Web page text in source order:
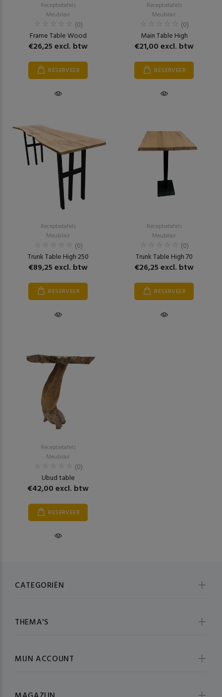
Receptietafels
Meubilair
(0)
Frame Table Wood
€26,25 excl. btw
RESERVEER
Receptietafels
Meubilair
(0)
Main Table High
€21,00 excl. btw
RESERVEER
Receptietafels
Meubilair
(0)
Trunk Table High 250
€89,25 excl. btw
RESERVEER
Receptietafels
Meubilair
(0)
Trunk Table High 70
€26,25 excl. btw
RESERVEER
Receptietafels
Meubilair
(0)
Ubud table
€42,00 excl. btw
RESERVEER
CATEGORIËN
THEMA'S
MIJN ACCOUNT